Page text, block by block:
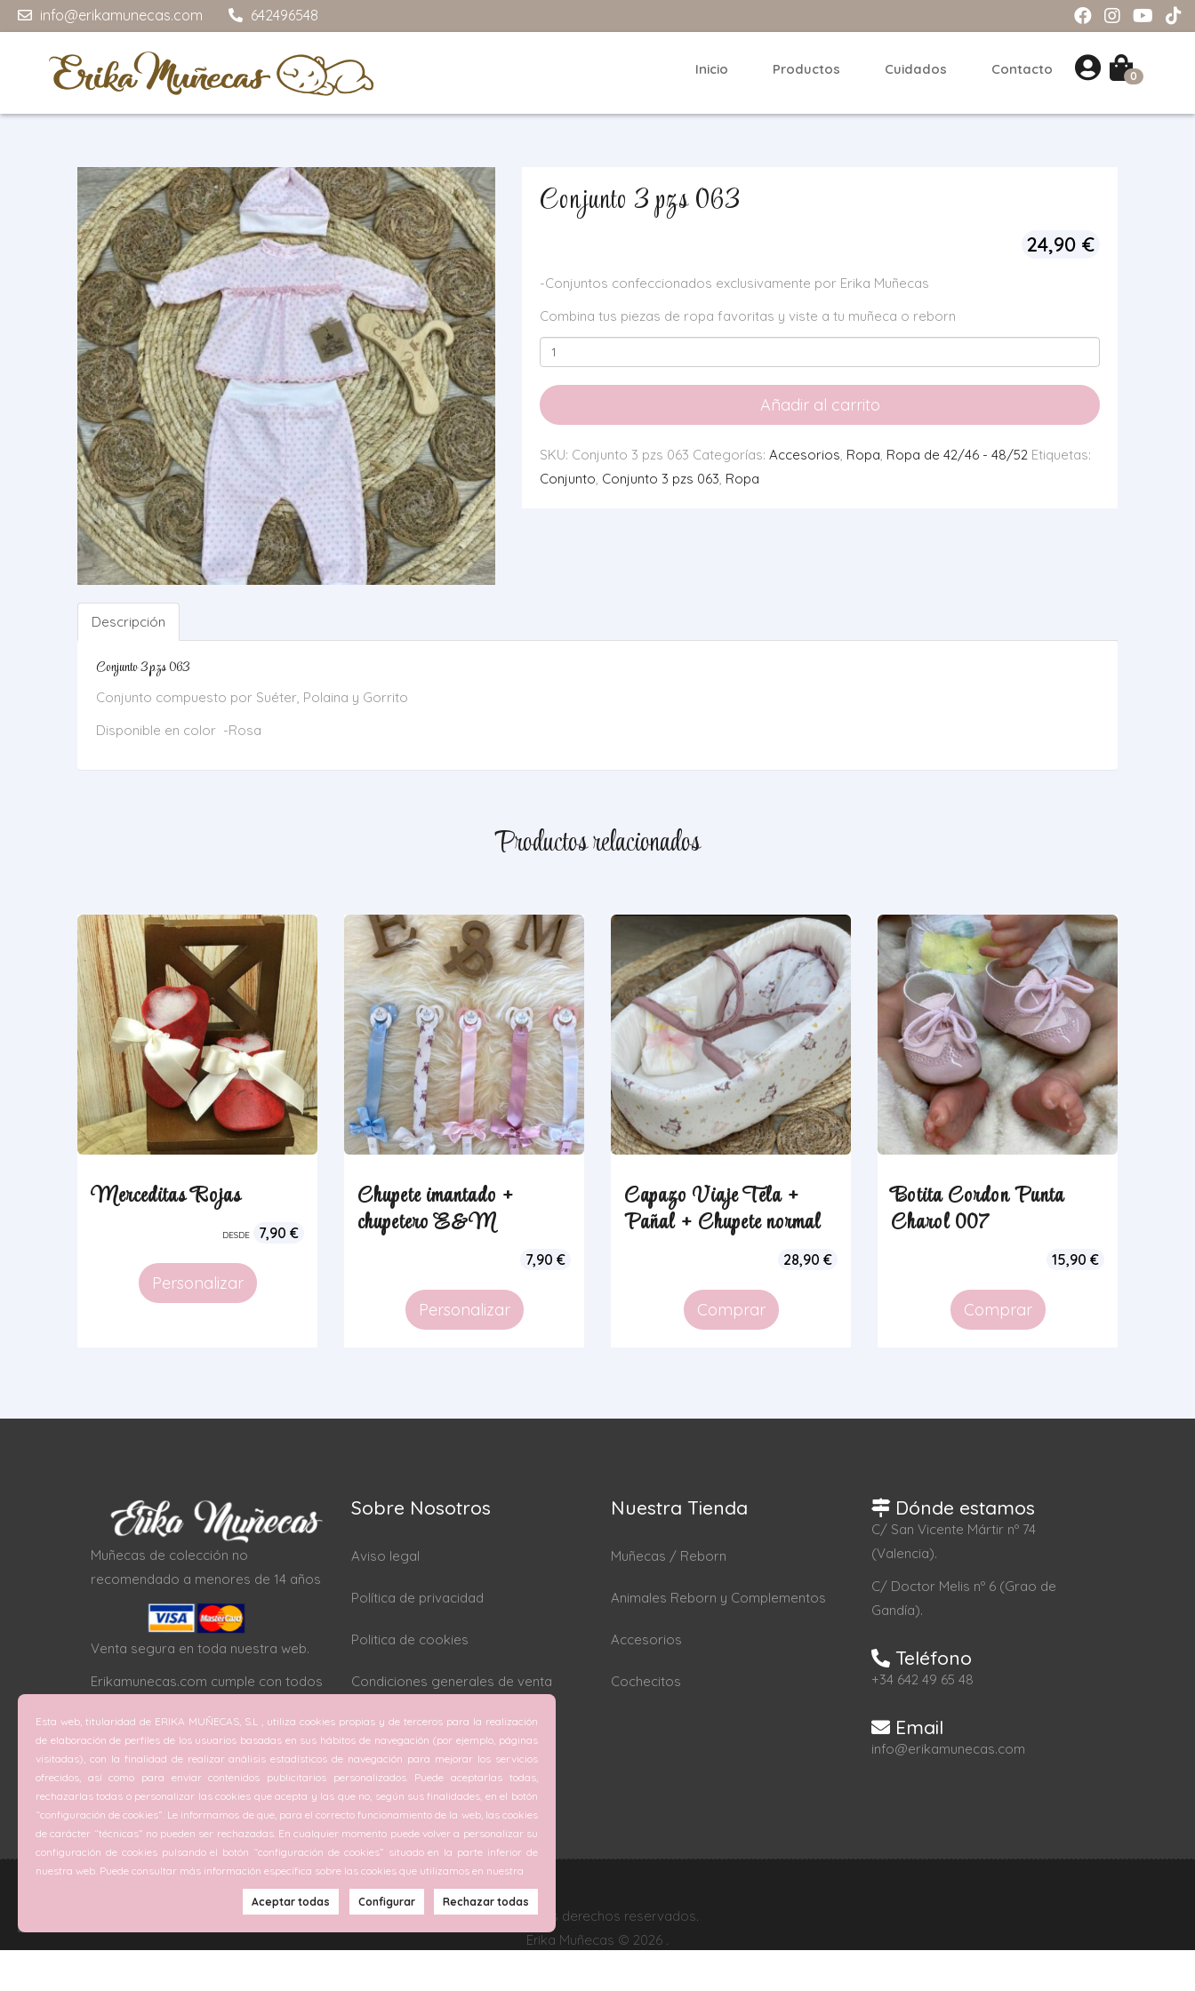
info@erikamunecas.com 642496548
0
Inicio Productos Cuidados Contacto
Conjunto 3 pzs 063
24,90 €
-Conjuntos confeccionados exclusivamente por Erika Muñecas
Combina tus piezas de ropa favoritas y viste a tu muñeca o reborn
Conjunto
3
pzs
063
Añadir al carrito
SKU: Conjunto 3 pzs 063 Categorías: Accesorios, Ropa, Ropa de 42/46 - 48/52 Etiquetas:
Conjunto, Conjunto 3 pzs 063, Ropa
Descripción
Conjunto 3 pzs 063
Conjunto compuesto por Suéter, Polaina y Gorrito
Disponible en color -Rosa
Productos relacionados
Merceditas Rojas
DESDE 7,90 €
Personalizar
Chupete imantado +
chupetero E&M
7,90 €
Personalizar
Capazo Viaje Tela +
Pañal + Chupete normal
28,90 €
Comprar
Botita Cordon Punta
Charol 007
15,90 €
Comprar
Muñecas de colección no
recomendado a menores de 14 años
Venta segura en toda nuestra web.
Erikamunecas.com cumple con todos
Sobre Nosotros
Aviso legal
Política de privacidad
Politica de cookies
Condiciones generales de venta
Configurar cookies
Nuestra Tienda
Muñecas / Reborn
Animales Reborn y Complementos
Accesorios
Cochecitos
Dónde estamos
C/ San Vicente Mártir nº 74
(Valencia).
C/ Doctor Melis nº 6 (Grao de
Gandía).
Teléfono
+34 642 49 65 48
Email
info@erikamunecas.com
Todos los derechos reservados.
Erika Muñecas © 2026 .
Esta web, titularidad de ERIKA MUÑECAS, S.L , utiliza cookies propias y de terceros para la realización
de elaboración de perfiles de los usuarios basadas en sus hábitos de navegación (por ejemplo, páginas
visitadas), con la finalidad de realizar análisis estadísticos de navegación para mejorar los servicios
ofrecidos, así como para enviar contenidos publicitarios personalizados. Puede aceptarlas todas,
rechazarlas todas o personalizar las cookies que acepta y las que no, según sus finalidades, en el botón
“configuración de cookies”. Le informamos de que, para el correcto funcionamiento de la web, las cookies
de carácter “técnicas” no pueden ser rechazadas. En cualquier momento puede volver a personalizar su
configuración de cookies pulsando el botón “configuración de cookies” situado en la parte inferior de
nuestra web. Puede consultar más información específica sobre las cookies que utilizamos en nuestra